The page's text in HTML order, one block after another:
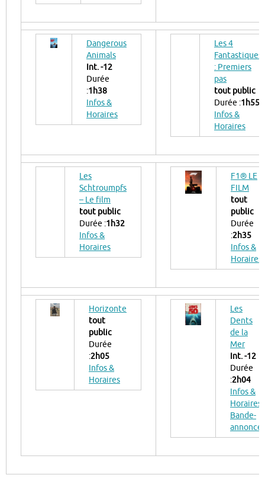
Dangerous
Animals
Int. -12
Durée
:1h38
Infos &
Horaires
Les 4
Fantastiques
: Premiers
pas
tout public
Durée :1h55
Infos &
Horaires
Les
Schtroumpfs
– Le film
tout public
Durée :1h32
Infos &
Horaires
F1® LE
FILM
tout
public
Durée
:2h35
Infos &
Horaires
Horizonte
tout
public
Durée
:2h05
Infos &
Horaires
Les
Dents
de la
Mer
Int. -12
Durée
:2h04
Infos &
Horaires
Bande-
annonce